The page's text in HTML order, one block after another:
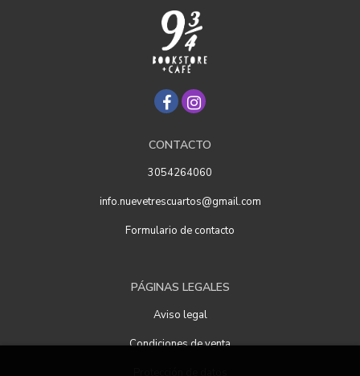
CONTACTO
3054264060
info.nuevetrescuartos@gmail.com
Formulario de contacto
PÁGINAS LEGALES
Aviso legal
Condiciones de venta